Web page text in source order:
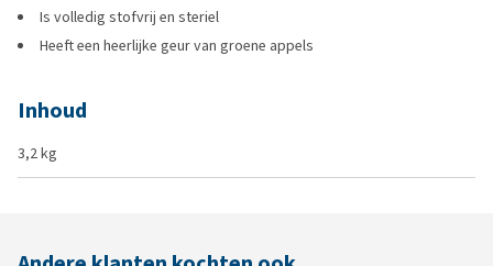
Is volledig stofvrij en steriel
Heeft een heerlijke geur van groene appels
Inhoud
3,2 kg